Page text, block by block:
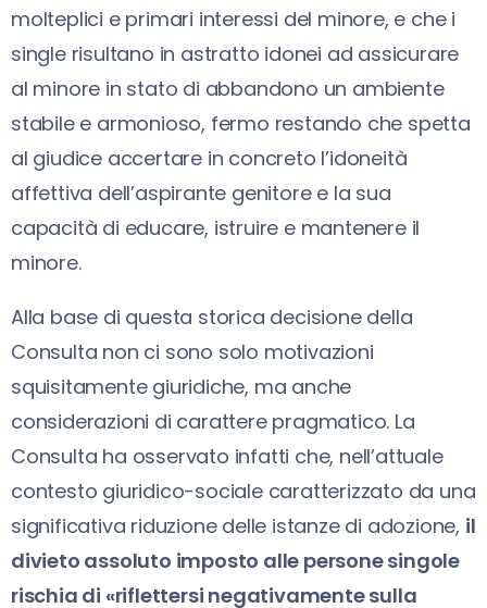
molteplici e primari interessi del minore, e che i
single risultano in astratto idonei ad assicurare
al minore in stato di abbandono un ambiente
stabile e armonioso, fermo restando che spetta
al giudice accertare in concreto l’idoneità
affettiva dell’aspirante genitore e la sua
capacità di educare, istruire e mantenere il
minore.
Alla base di questa storica decisione della
Consulta non ci sono solo motivazioni
squisitamente giuridiche, ma anche
considerazioni di carattere pragmatico. La
Consulta ha osservato infatti che, nell’attuale
contesto giuridico-sociale caratterizzato da una
significativa riduzione delle istanze di adozione, il
divieto assoluto imposto alle persone singole
rischia di «riflettersi negativamente sulla